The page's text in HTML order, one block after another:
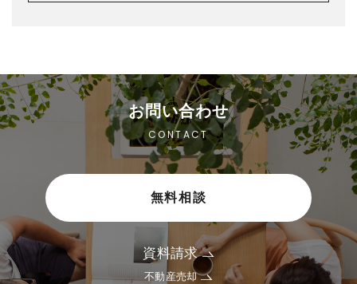
お問い合わせ
CONTACT
無料相談
資料請求
不動産売却